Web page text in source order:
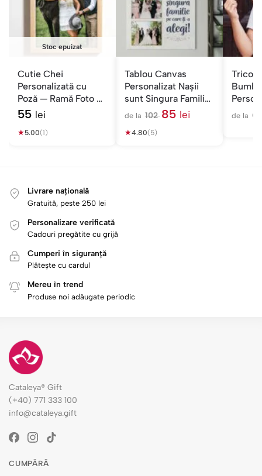
Stoc epuizat
Cutie Chei
Personalizată cu
Poză — Ramă Foto și
Suport Chei
55 lei
★5.00(1)
Tablou Canvas
Personalizat Nașii
sunt Singura Familie
— Colaj 3 Poze
de la 10285 lei
★4.80(5)
Tricou
Mesaj
de la
Livrare națională
Gratuită, peste 250 lei
Personalizare verificată
Cadouri pregătite cu grijă
Cumperi în siguranță
Plătește cu cardul
Mereu în trend
Produse noi adăugate periodic
Cataleya® Gift
(+40) 771 333 100
info@cataleya.gift
CUMPĂRĂ